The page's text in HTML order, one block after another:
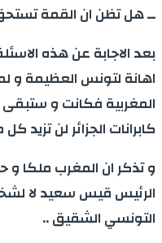
ــ هل تظن ان القمة
بعد الاجابة عن هذه
اهانة لتونس العظيمة و
المغربية فكانت و ستبقى
كابرانات الجزائر لن تزيد
و تذكر ان المغرب ملكا
الرئيس قيس سعيد لا
التونسي الشقيق ..